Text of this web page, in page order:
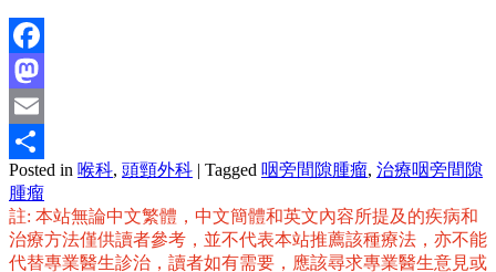
Facebook
Mastodon
Email
分
享
Posted in 喉科, 頭頸外科 | Tagged 咽旁間隙腫瘤, 治療咽旁間隙
腫瘤
註: 本站無論中文繁體，中文簡體和英文內容所提及的疾病和
治療方法僅供讀者參考，並不代表本站推薦該種療法，亦不能
代替專業醫生診治，讀者如有需要，應該尋求專業醫生意見或